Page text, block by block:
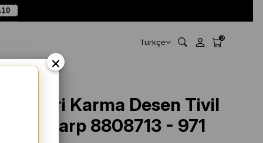
Türkçe 0
Aker Gri Karma Desen Tivil
İpek Eşarp 8808713 - 971
×